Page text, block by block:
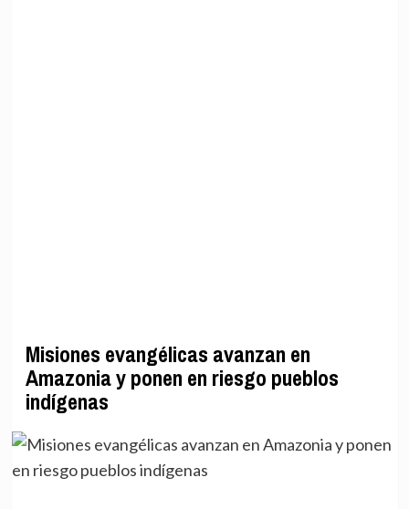
Misiones evangélicas avanzan en
Amazonia y ponen en riesgo pueblos
indígenas